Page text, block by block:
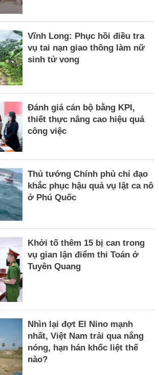
Vĩnh Long: Phục hồi điều tra
vụ tai nạn giao thông làm nữ
sinh tử vong
Đánh giá cán bộ bằng KPI,
thiết thực nâng cao hiệu quả
công việc
Thủ tướng Chính phủ chỉ đạo
khắc phục hậu quả vụ lật ca nô
ở Phú Quốc
Khởi tố thêm 15 bị can trong
vụ gian lận điểm thi Toán ở
Tuyên Quang
Nhìn lại đợt El Nino mạnh
nhất, Việt Nam trải qua nắng
nóng, hạn hán khốc liệt thế
nào?